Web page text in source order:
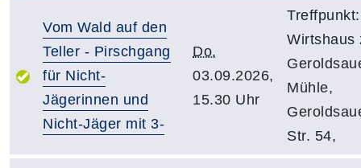
Vom Wald auf den
Teller - Pirschgang
für Nicht-
Jägerinnen und
Nicht-Jäger mit 3-
Do.
03.09.2026,
15.30 Uhr
Treffpunkt:
Wirtshaus
Mühle,
Str. 54,